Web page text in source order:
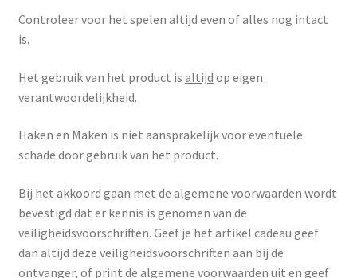
Controleer voor het spelen altijd even of alles nog intact
is.
Het gebruik van het product is altijd op eigen
verantwoordelijkheid.
Haken en Maken is niet aansprakelijk voor eventuele
schade door gebruik van het product.
Bij het akkoord gaan met de algemene voorwaarden wordt
bevestigd dat er kennis is genomen van de
veiligheidsvoorschriften. Geef je het artikel cadeau geef
dan altijd deze veiligheidsvoorschriften aan bij de
ontvanger, of print de algemene voorwaarden uit en geef